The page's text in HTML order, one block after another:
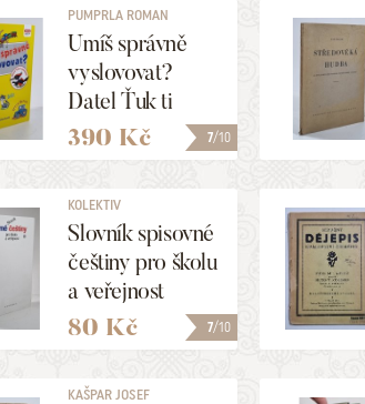
7/10
PUMPRLA ROMAN
Umíš správně
vyslovovat?
Datel Ťuk ti
pomůže!
390 Kč
7/10
KOLEKTIV
Slovník spisovné
češtiny pro školu
a veřejnost
80 Kč
KAŠPAR JOSEF